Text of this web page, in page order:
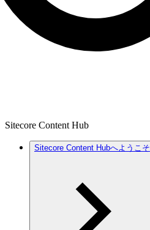
Sitecore Content Hub
Sitecore Content Hubへようこそ